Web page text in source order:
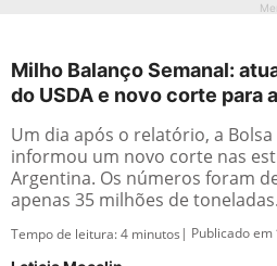
Milho Balanço Semanal:
do USDA e novo corte para
Um dia após o relatório, a
informou um novo corte nas
Argentina. Os números foram
apenas 35 milhões de toneladas.
Tempo de leitura:4 minutos | Publicado